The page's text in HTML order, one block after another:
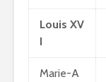
Louis XV
I
Marie-A